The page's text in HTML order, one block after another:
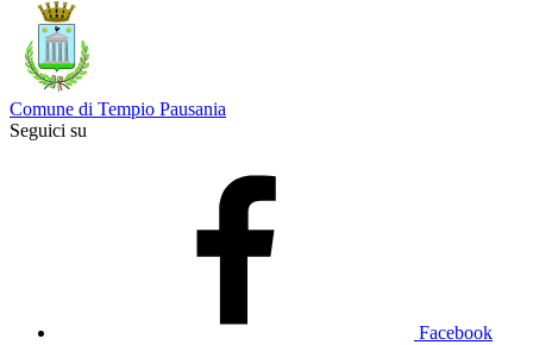
Comune di Tempio Pausania
Seguici su
Facebook